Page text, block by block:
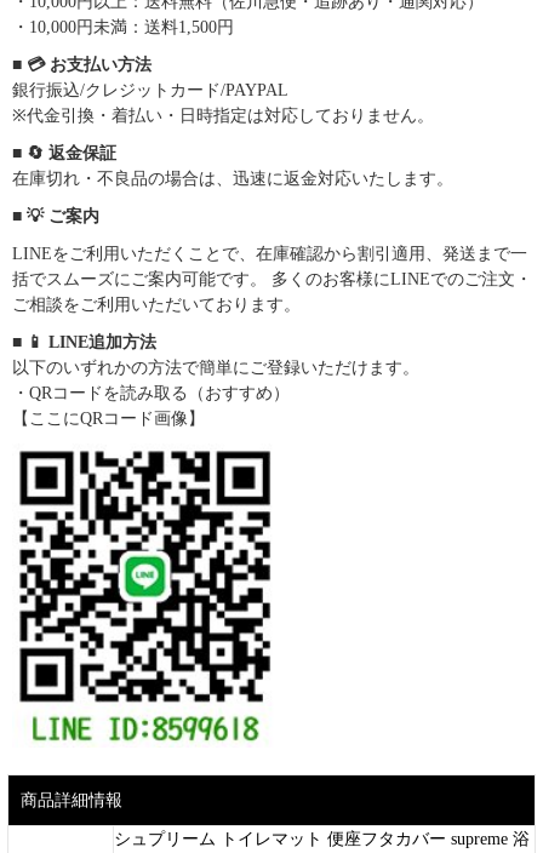
・10,000円未満：送料1,500円
■ 💳 お支払い方法
銀行振込/クレジットカード/PAYPAL
※代金引換・着払い・日時指定は対応しておりません。
■ 🔄 返金保証
在庫切れ・不良品の場合は、迅速に返金対応いたします。
■ 💡 ご案内
LINEをご利用いただくことで、在庫確認から割引適用、発送まで一
括でスムーズにご案内可能です。 多くのお客様にLINEでのご注文・
ご相談をご利用いただいております。
■ 📱 LINE追加方法
以下のいずれかの方法で簡単にご登録いただけます。
・QRコードを読み取る（おすすめ）
【ここにQRコード画像】
商品詳細情報
シュプリーム トイレマット 便座フタカバー supreme 浴